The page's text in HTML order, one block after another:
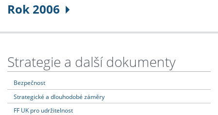
Rok 2006
Strategie a další dokumenty
Bezpečnost
Strategické a dlouhodobé záměry
FF UK pro udržitelnost